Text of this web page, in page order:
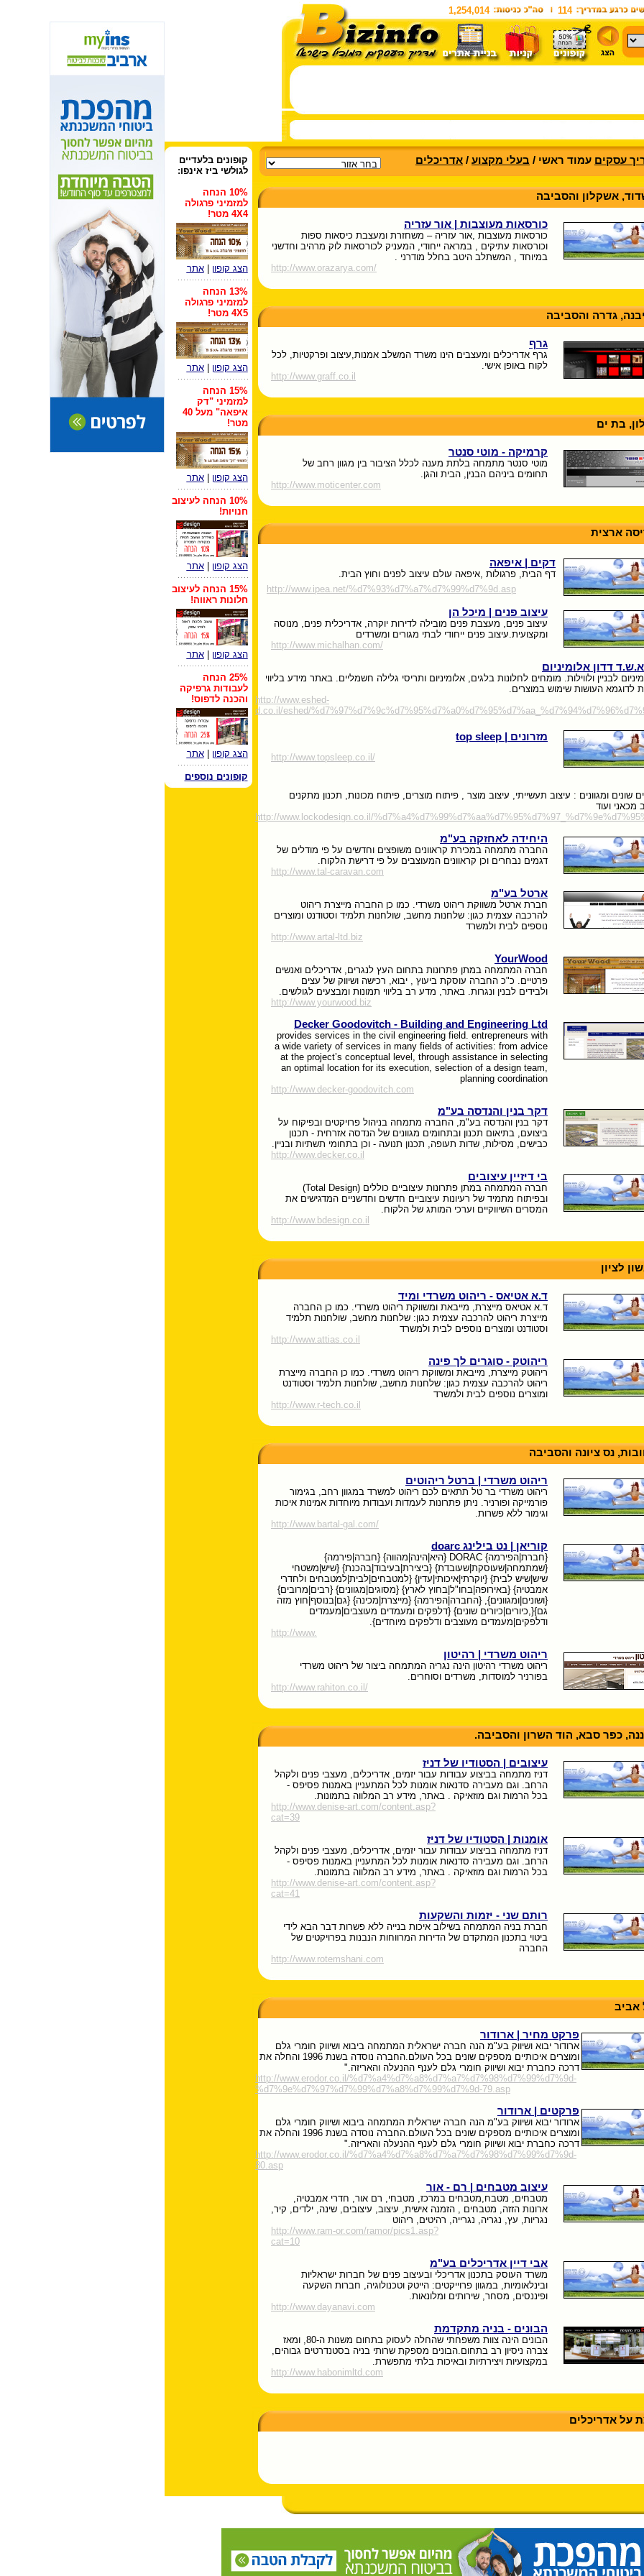
1,254,014 114
קופונים בלעדיים
לגולשי ביז אינפו:
10% הנחה
למזמיני פרגולה
4X4 מטר!
הצג קופון |אתר
13% הנחה
למזמיני פרגולה
4X5 מטר!
הצג קופון |אתר
15% הנחה
למזמיני "דק
איפאה" מעל 40
מטר!
הצג קופון |אתר
10% הנחה לעיצוב
חנויות!
הצג קופון |אתר
15% הנחה לעיצוב
חלונות ראווה!
הצג קופון |אתר
25% הנחה
לעבודות גרפיקה
והכנה לדפוס!
הצג קופון |אתר
קופונים נוספים
עסקים עמוד ראשי / בעלי מקצוע / אדריכלים
אשקלון והסביבה
כורסאות מעוצבות | אור עזריה
כורסאות מעוצבות ,אור עזריה – משחזרת ומעצבת כיסאות ספות
וכורסאות עתיקים , במראה ייחודי, המעניק לכורסאות לוק מרהיב וחדשני
במיוחד , המשתלב היטב בחלל מודרני .
http://www.orazarya.com/
גדרה והסביבה
גרף
גרף אדריכלים ומעצבים הינו משרד המשלב אמנות,עיצוב ופרקטיות, לכל
לקוח באופן אישי.
http://www.graff.co.il
בת ים
קרמיקה - מוטי סנטר
מוטי סנטר מתמחה בלתת מענה לכלל הציבור בין מגוון רחב של
תחומים ביניהם הבנין, הבית והגן.
http://www.moticenter.com
ארצית
דקים | איפאה
דף הבית, פרגולות ,איפאה עולם עיצוב לפנים וחוץ הבית.
http://www.ipea.net/%d7%93%d7%a7%d7%99%d7%9d.asp
עיצוב פנים | מיכל הן
עיצוב פנים, מעצבת פנים מובילה לדירות יוקרה, אדריכלית פנים, מנוסה
ומקצועית.עיצוב פנים ייחודי לבתי מגורים ומשרדים
http://www.michalhan.com/
דדון אלומיניום
לבניין ולווילות. מומחים לחלונות בלגים, אלומיניום ותריסי גלילה חשמליים. באתר מידע בליווי
לדוגמא העושות שימוש במוצרים.
http://www.eshed-
d.co.il/eshed/
מזרונים | top sleep
http://www.topsleep.co.il/
שנות ניסיון בתחומים שונים ומגוונים : עיצוב תעשייתי, עיצוב מוצר , פיתוח מוצרים, פיתוח מכונות, תכנון מתקנים
מכאני ועוד
http://www.lockodesign.co.il/
היחידה לאחזקה בע"מ
החברה מתמחה במכירת קראוונים משופצים וחדשים על פי מודלים של
דגמים נבחרים וכן קראוונים המעוצבים על פי דרישת הלקוח.
http://www.tal-caravan.com
ארטל בע"מ
חברת ארטל משווקת ריהוט משרדי. כמו כן החברה מייצרת ריהוט
להרכבה עצמית כגון: שלחנות מחשב, שולחנות תלמיד וסטודנט ומוצרים
נוספים לבית ולמשרד
http://www.artal-ltd.biz
YourWood
חברה המתמחה במתן פתרונות בתחום העץ לנגרים, אדריכלים ואנשים
פרטיים. כ"כ החברה עוסקת ביעוץ , יבוא, רכישה ושיווק של עצים
ולבידים לבנין ונגרות. באתר, מדע רב בליווי תמונות ומבצעים לגולשים.
http://www.yourwood.biz
Decker Goodovitch - Building and Engineering Ltd
provides services in the civil engineering field. entrepreneurs with
a wide variety of services in many fields of activities: from advice
at the project’s conceptual level, through assistance in selecting
an optimal location for its execution, selection of a design team,
planning coordination
http://www.decker-goodovitch.com
דקר בנין והנדסה בע"מ
דקר בנין והנדסה בע"מ, החברה מתמחה בניהול פרויקטים ובפיקוח על
ביצועם, בתיאום תכנון ובתחומים מגוונים של הנדסה אזרחית - תכנון
כבישים, מסילות, שדות תעופה, תכנון תנועה - וכן בתחומי תשתיות ובניין.
http://www.decker.co.il
בי דיזיין עיצובים
חברה המתמחה במתן פתרונות עיצוביים כוללים (Total Design)
ובפיתוח מתמיד של רעיונות עיצוביים חדשים וחדשניים המדגישים את
המסרים השיווקיים וערכי המותג של הלקוח.
http://www.bdesign.co.il
לציון
ד.א אטיאס - ריהוט משרדי ומיד
ד.א אטיאס מייצרת, מייבאת ומשווקת ריהוט משרדי. כמו כן החברה
מייצרת ריהוט להרכבה עצמית כגון: שלחנות מחשב, שולחנות תלמיד
וסטודנט ומוצרים נוספים לבית ולמשרד
http://www.attias.co.il
ריהוטק - סוגרים לך פינה
ריהוטק מייצרת, מייבאת ומשווקת ריהוט משרדי. כמו כן החברה מייצרת
ריהוט להרכבה עצמית כגון: שלחנות מחשב, שולחנות תלמיד וסטודנט
ומוצרים נוספים לבית ולמשרד
http://www.r-tech.co.il
נס ציונה והסביבה
ריהוט משרדי | ברטל ריהוטים
ריהוט משרדי בר טל תתאים לכם ריהוט למשרד במגוון רחב, בגימור
פורמייקה ופורניר. ניתן פתרונות לעמדות ועבודות מיוחדות אמינות איכות
וגימור ללא פשרות.
http://www.bartal-gal.com/
קוריאן | נט בילינג doarc
{חברת|הפירמה} DORAC {היא|הינה|מהווה} {חברה|פירמה}
{שמתמחה|שעוסקת|שעובדת} {ביצירת|בעיבוד|בהכנת} {שיש|משטחי
שיש|שיש לבית} {יוקרתי|איכותי|עדין} {למטבחים|לבית|למטבחים ולחדרי
אמבטיה} {באירופה|בחו"ל|בחוץ לארץ} {מסוגים|מגוונים} {רבים|מרובים}
{ושונים|ומגוונים}, {החברה|הפירמה} {מייצרת|מכינה} {גם|בנוסף|חוץ מזה
גם}{,כיורים|כיורים שונים} {דלפקים ומעמדים מעוצבים|מעמדים
ודלפקים|מעמדים מעוצבים ודלפקים מיוחדים}.
http://www.
ריהוט משרדי | רהיטון
ריהוט משרדי רהיטון הינה נגריה המתמחה ביצור של ריהוט משרדי
בפורניר למוסדות, משרדים וסוחרים.
http://www.rahiton.co.il/
כפר סבא, הוד השרון והסביבה.
עיצובים | הסטודיו של דניז
דניז מתמחה בביצוע עבודות עבור יזמים, אדריכלים, מעצבי פנים ולקהל
הרחב. וגם מעבירה סדנאות אומנות לכל המתעניין באמנות פסיפס -
בכל הרמות וגם מוזאיקה . באתר, מידע רב המלווה בתמונות.
http://www.denise-art.com/content.asp?
cat=39
אומנות | הסטודיו של דניז
דניז מתמחה בביצוע עבודות עבור יזמים, אדריכלים, מעצבי פנים ולקהל
הרחב. וגם מעבירה סדנאות אומנות לכל המתעניין באמנות פסיפס -
בכל הרמות וגם מוזאיקה . באתר, מידע רב המלווה בתמונות.
http://www.denise-art.com/content.asp?
cat=41
רותם שני - יזמות והשקעות
חברת בניה המתמחה בשילוב איכות בנייה ללא פשרות דבר הבא לידי
ביטוי בתכנון המתקדם של הדירות המרווחות הנבנות בפרויקטים של
החברה
http://www.rotemshani.com
אביב
פרקט מחיר | ארודור
ארודור יבוא ושיווק בע"מ הנה חברה ישראלית המתמחה ביבוא ושיווק חומרי גלם
ומוצרים איכותיים מספקים שונים בכל העולם.החברה נוסדה בשנת 1996 והחלה את
דרכה כחברת יבוא ושיווק חומרי גלם לענף ההנעלה והאריזה."
http://www.erodor.co.il/%d7%a4%d7%a8%d7%a7%d7%98%d7%99%d7%9d-
%d7%9e%d7%97%d7%99%d7%a8%d7%99%d7%9d-79.asp
פרקטים | ארודור
ארודור יבוא ושיווק בע"מ הנה חברה ישראלית המתמחה ביבוא ושיווק חומרי גלם
ומוצרים איכותיים מספקים שונים בכל העולם.החברה נוסדה בשנת 1996 והחלה את
דרכה כחברת יבוא ושיווק חומרי גלם לענף ההנעלה והאריזה."
http://www.erodor.co.il/%d7%a4%d7%a8%d7%a7%d7%98%d7%99%d7%9d-
80.asp
עיצוב מטבחים | רם - אור
מטבחים, מטבח,מטבחים במרכז, מטבחי, רם אור, חדרי אמבטיה,
ארונות הזזה, מטבחים , הזמנה אישית, עיצוב, עיצובים, שינה, ילדים, קיר,
נגריות, עץ, נגריה, נגרייה, רהיטים, ריהוט
http://www.ram-or.com/ramor/pics1.asp?
cat=10
אבי דיין אדריכלים בע"מ
משרד העוסק בתכנון אדריכלי ובעיצוב פנים של חברות ישראליות
ובינלאומיות, במגוון פרוייקטים: הייטק וטכנולוגיה, חברות השקעה
ופיננסים, מסחר, שירותים ומלונאות.
http://www.dayanavi.com
הבונים - בניה מתקדמת
הבונים הינה צוות משפחתי שהחלה לעסוק בתחום משנות ה-80, ומאז
צברה ניסיון רב בתחום.הבונים מספקת שרותי בניה בסטנדרטים גבוהים,
במקצועיות ויצירתיות ובאיכות בלתי מתפשרת.
http://www.habonimltd.com
על אדריכלים